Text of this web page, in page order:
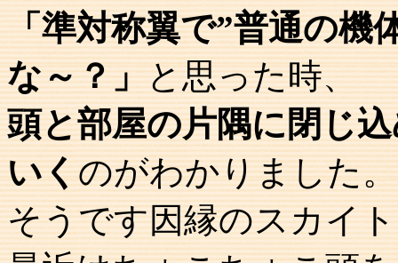
「準対称翼で”普通の機
な～？」と思った時、
頭と部屋の片隅に閉じ
いくのがわかりました。
そうです因縁のスカイ